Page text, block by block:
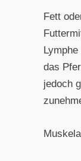
Fett
das
jedoch